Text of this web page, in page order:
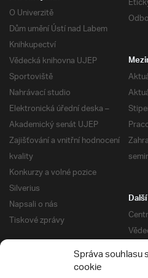
Správa souhlasu
cookie
O Univerzitě
Dům umění Ústí nad Labem
Knihkupectví
Vědecká knihovna UJEP
Sportoviště
Nahrávací studio
Elektronická úřední deska –
Akademický senát UJEP
Zajišťování a vnitřní hodnocení
kvality
Konkurzy a volné pozice
Silverius
Napsali o nás
Tiskové zprávy